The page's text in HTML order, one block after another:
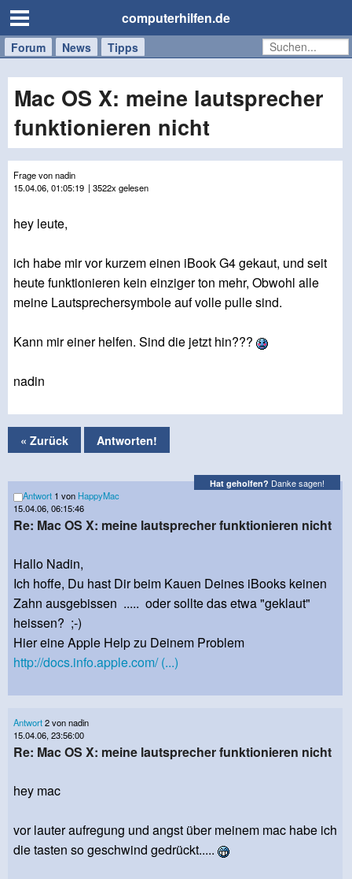
computerhilfen.de
Forum News Tipps
Handy
Tablet
Windows
Mac
Mac OS X: meine lautsprecher
funktionieren nicht
Frage von nadin
15.04.06, 01:05:19 | 3522x gelesen
hey leute,
ich habe mir vor kurzem einen iBook G4 gekaut, und seit
heute funktionieren kein einziger ton mehr, Obwohl alle
meine Lautsprechersymbole auf volle pulle sind.
Kann mir einer helfen. Sind die jetzt hin???
nadin
« Zurück Antworten!
Hat geholfen? Danke sagen!
Antwort 1 von HappyMac
15.04.06, 06:15:46
Re: Mac OS X: meine lautsprecher funktionieren nicht
Hallo Nadin,
Ich hoffe, Du hast Dir beim Kauen Deines iBooks keinen
Zahn ausgebissen ..... oder sollte das etwa "geklaut"
heissen? ;-)
Hier eine Apple Help zu Deinem Problem
http://docs.info.apple.com/ (...)
Antwort2 von nadin
15.04.06, 23:56:00
Re: Mac OS X: meine lautsprecher funktionieren nicht
hey mac
vor lauter aufregung und angst über meinem mac habe ich
die tasten so geschwind gedrückt.....